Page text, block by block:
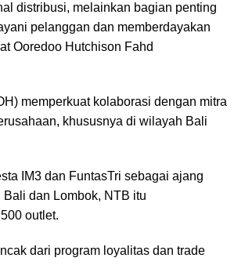
distribusi, melainkan bagian penting
pelanggan dan memberdayakan
Ooredoo Hutchison Fahd
memperkuat kolaborasi dengan mitra
khususnya di wilayah Bali
IM3 dan FuntasTri sebagai ajang
dan Lombok, NTB itu
outlet.
dari program loyalitas dan trade